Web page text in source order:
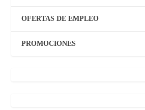
OFERTAS DE EMPLEO
PROMOCIONES